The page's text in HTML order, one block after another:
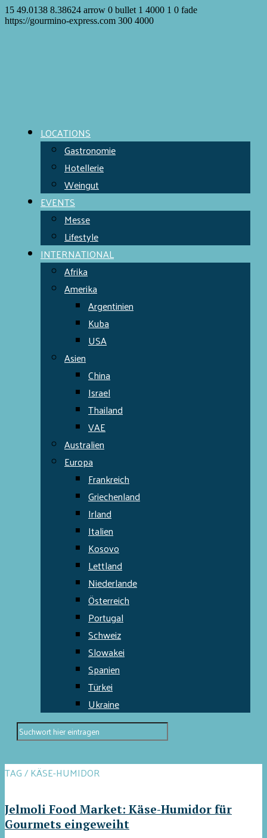
15 49.0138 8.38624 arrow 0 bullet 1 4000 1 0 fade
https://gourmino-express.com 300 4000
LOCATIONS
Gastronomie
Hotellerie
Weingut
EVENTS
Messe
Lifestyle
INTERNATIONAL
Afrika
Amerika
Argentinien
Kuba
USA
Asien
China
Israel
Thailand
VAE
Australien
Europa
Frankreich
Griechenland
Irland
Italien
Kosovo
Lettland
Niederlande
Österreich
Portugal
Schweiz
Slowakei
Spanien
Türkei
Ukraine
TAG / KÄSE-HUMIDOR
Jelmoli Food Market: Käse-Humidor für
Gourmets eingeweiht